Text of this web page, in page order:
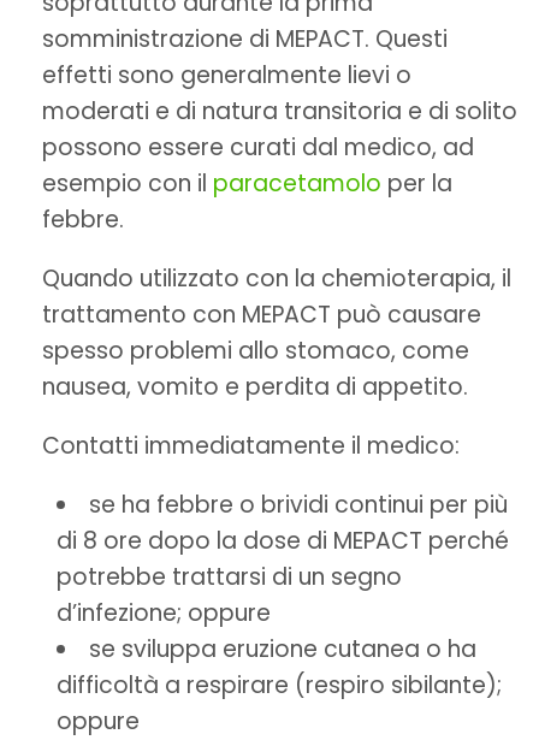
somministrazione di MEPACT. Questi
effetti sono generalmente lievi o
moderati e di natura transitoria e di solito
possono essere curati dal medico, ad
esempio con il paracetamolo per la
febbre.
Quando utilizzato con la chemioterapia, il
trattamento con MEPACT può causare
spesso problemi allo stomaco, come
nausea, vomito e perdita di appetito.
Contatti immediatamente il medico:
se ha febbre o brividi continui per più
di 8 ore dopo la dose di MEPACT perché
potrebbe trattarsi di un segno
d’infezione; oppure
se sviluppa eruzione cutanea o ha
difficoltà a respirare (respiro sibilante);
oppure